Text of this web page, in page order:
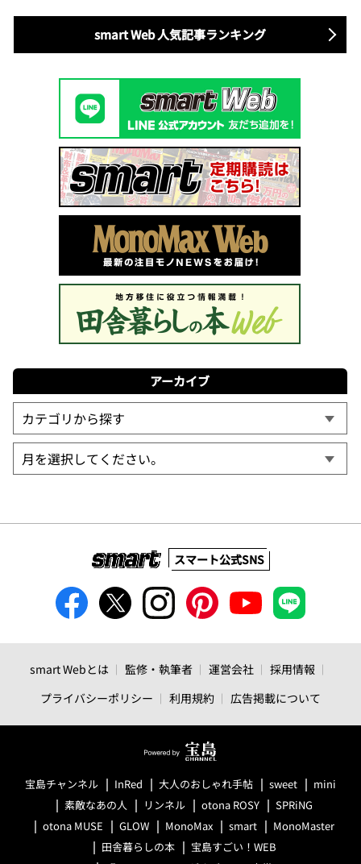
smart Web 人気記事ランキング
アーカイブ
スマート公式SNS
smart Webとは 監修・執筆者 運営会社
採用情報
プライバシーポリシー
利用規約 広告掲載について
宝島チャンネル InRed 大人のおしゃれ手帖 sweet
mini
素敵なあの人
リンネル otona ROSY
SPRiNG
otona MUSE
GLOW MonoMax smart
MonoMaster
田舎暮らしの本
宝島すごい！WEB